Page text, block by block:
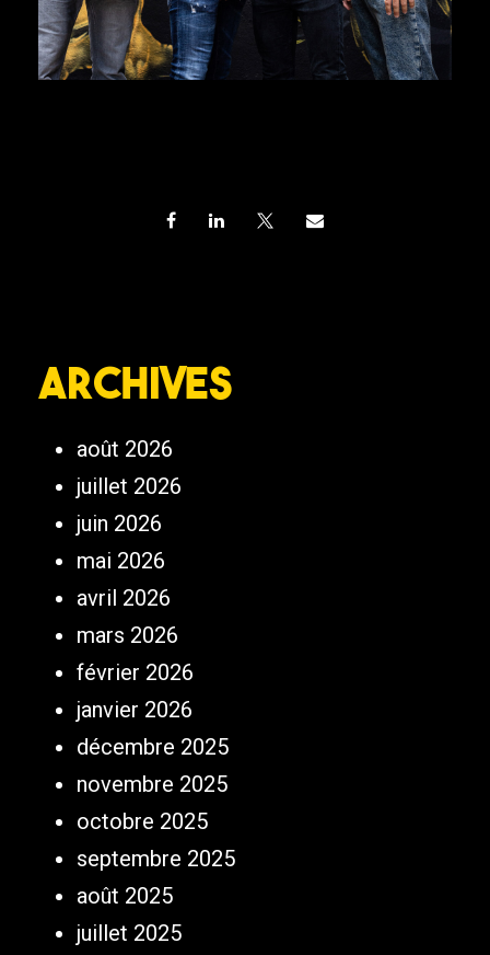
Archives
août 2026
juillet 2026
juin 2026
mai 2026
avril 2026
mars 2026
février 2026
janvier 2026
décembre 2025
novembre 2025
octobre 2025
septembre 2025
août 2025
juillet 2025